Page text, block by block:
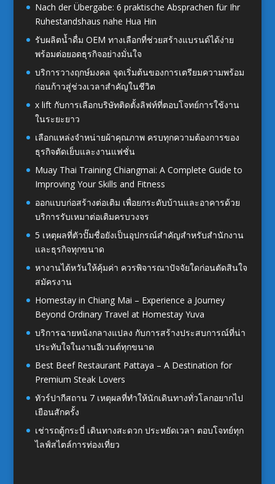
Nach der Übergabe: 6 praktische Absprachen für Ihr
Ruhestandshaus nahe Hua Hin
รับผลิตน้ำดื่ม OEM ทางเลือกที่ช่วยสร้างแบรนด์ได้ง่าย
พร้อมต่อยอดธุรกิจอย่างมั่นใจ
บริการวางฤกษ์มงคล จุดเริ่มต้นของการเตรียมความพร้อม
ก่อนก้าวสู่ช่วงเวลาสำคัญในชีวิต
x lift กับการเลือกบริษัทติดตั้งลิฟท์ที่ตอบโจทย์การใช้งาน
ในระยะยาว
เลือกแหล่งจำหน่ายผ้าคุณภาพ ครบทุกความต้องการของ
ธุรกิจตัดเย็บและงานแฟชั่น
Muay Thai Training Chiangmai: A Complete Guide to
Improving Your Skills and Fitness
ออกแบบก่อสร้างต่อเติม เพื่อยกระดับบ้านและอาคารด้วย
บริการรับเหมาต่อเติมครบวงจร
5 เหตุผลที่ตัวปั๊มชื่อยังเป็นอุปกรณ์สำคัญสำหรับสำนักงาน
และธุรกิจทุกขนาด
หางานไต้หวันให้คุ้มค่า ควรพิจารณาปัจจัยใดก่อนตัดสินใจ
สมัครงาน
Homestay in Chiang Mai – Experience a Journey
Beyond Ordinary Travel at Homestay Yuva
บริการฉายหนังกลางแปลง กับการสร้างประสบการณ์ที่น่า
ประทับใจในงานอีเวนต์ทุกขนาด
Best Beef Restaurant Pattaya – A Destination for
Premium Steak Lovers
ทัวร์ปากีสถาน 7 เหตุผลที่ทำให้นักเดินทางทั่วโลกอยากไป
เยือนสักครั้ง
เช่ารถตู้กระบี่ เดินทางสะดวก ประหยัดเวลา ตอบโจทย์ทุก
ไลฟ์สไตล์การท่องเที่ยว